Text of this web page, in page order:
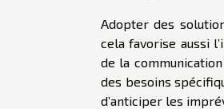
Adopter des
cela favorise aussi
de la
des besoins
d’anticiper les